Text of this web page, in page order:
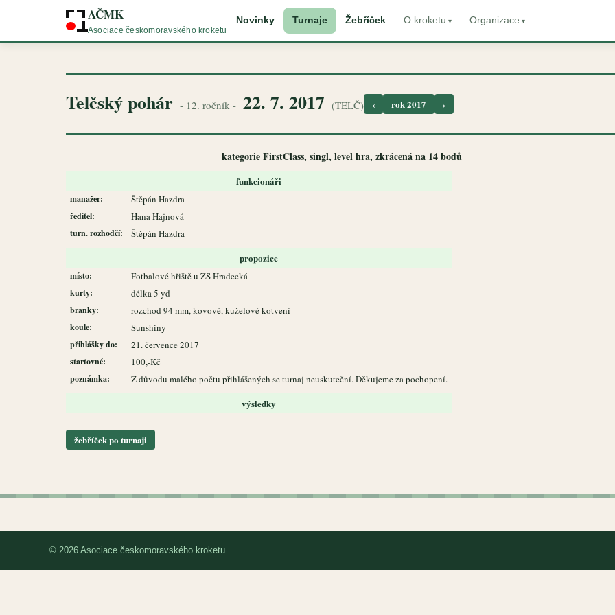
AČMK
Asociace českomoravského kroketu
Novinky Turnaje Žebříček O kroketu Organizace
Telčský pohár - 12. ročník - 22. 7. 2017 (TELČ) ‹ rok 2017 ›
kategorie FirstClass, singl, level hra, zkrácená na 14 bodů
funkcionáři
manažer: Štěpán Hazdra
ředitel: Hana Hajnová
turn. rozhodčí: Štěpán Hazdra
propozice
místo: Fotbalové hřiště u ZŠ Hradecká
kurty: délka 5 yd
branky: rozchod 94 mm, kovové, kuželové kotvení
koule: Sunshiny
přihlášky do: 21. července 2017
startovné: 100,-Kč
poznámka: Z důvodu malého počtu přihlášených se turnaj neuskuteční. Děkujeme za pochopení.
výsledky
žebříček po turnaji
© 2026 Asociace českomoravského kroketu